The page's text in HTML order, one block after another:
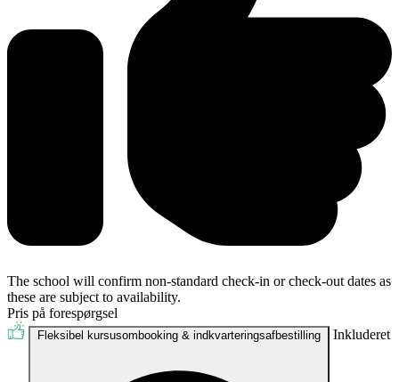
The school will confirm non-standard check-in or check-out dates as
these are subject to availability.
Pris på forespørgsel
Fleksibel kursusombooking & indkvarteringsafbestilling Inkluderet